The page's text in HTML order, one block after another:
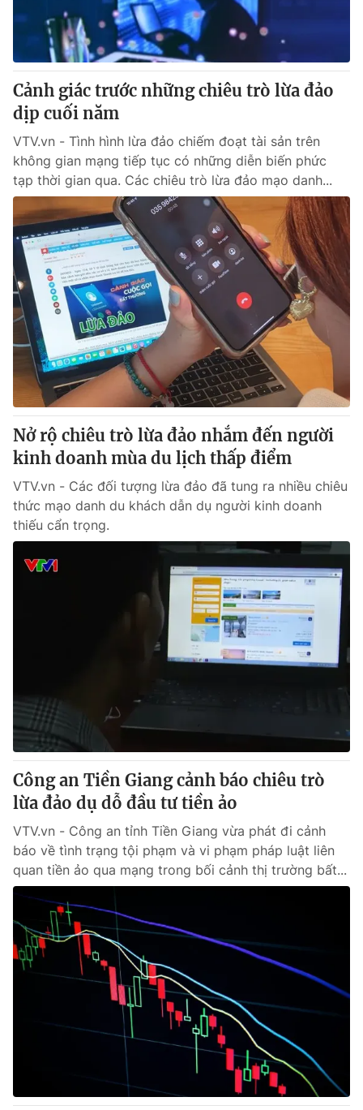
Cơ quan báo chí:
Thời báo VTV
Giấy phép hoạt động báo in và báo điện tử số 483/GP-BTTTT
cấp ngày 29/12/2023
Tổng Biên tập:Vũ Thanh Thủy
Phó Tổng Biên tập:Nguyễn Thị Mỹ Hạnh, Phạm Quốc Thắng,
Nguyễn Trọng Ninh
Tổng đài VTV:
024.38 355 931 - 024.38 355 932
Ðiện thoại Thời báo VTV: 024.66 897 897
Email:toasoan@vtv.vn
Liên hệ quảng cáo:024-7300.7108
® Cấm sao chép dưới mọi hình thức nếu không có sự chấp
thuận bằng văn bản. Ghi rõ nguồn VTV.vn khi phát hành lại
thông tin từ website này.
Cảnh giác trước những chiêu trò lừa đảo
dịp cuối năm
VTV.vn - Tình hình lừa đảo chiếm đoạt tài sản trên
không gian mạng tiếp tục có những diễn biến phức
tạp thời gian qua. Các chiêu trò lừa đảo mạo danh...
Nở rộ chiêu trò lừa đảo nhắm đến người
kinh doanh mùa du lịch thấp điểm
VTV.vn - Các đối tượng lừa đảo đã tung ra nhiều chiêu
thức mạo danh du khách dẫn dụ người kinh doanh
thiếu cẩn trọng.
Công an Tiền Giang cảnh báo chiêu trò
lừa đảo dụ dỗ đầu tư tiền ảo
VTV.vn - Công an tỉnh Tiền Giang vừa phát đi cảnh
báo về tình trạng tội phạm và vi phạm pháp luật liên
quan tiền ảo qua mạng trong bối cảnh thị trường bất...